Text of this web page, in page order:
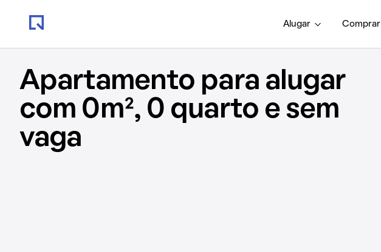
Alugar Comprar
Apartamento para alugar
com 0m², 0 quarto e sem
vaga